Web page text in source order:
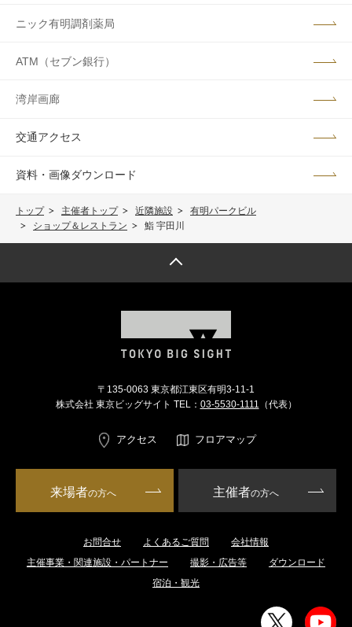
ニック有明調剤薬局
ATM（セブン銀行）
湾岸画廊
交通アクセス
資料・画像ダウンロード
トップ 主催者トップ 近隣施設
有明パークビル
ショップ＆レストラン
鮨 宇田川
〒135-0063 東京都江東区有明3-11-1
株式会社 東京ビッグサイト TEL： 03-5530-1111 （代表）
アクセス フロアマップ
来場者の方へ 主催者の方へ
お問合せ よくあるご質問
会社情報
主催事業・関連施設・パートナー
撮影・広告等
ダウンロード
宿泊・観光